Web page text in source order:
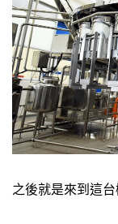
之後就是來到這